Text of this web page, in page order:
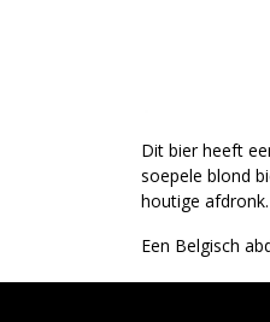
Dit bier heeft
soepele blond
houtige afdronk.
Een Belgisch